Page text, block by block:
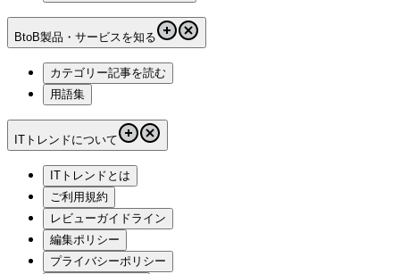
BtoB製品・サービスを知る
カテゴリー記事を読む
用語集
ITトレンドについて
ITトレンドとは
ご利用規約
レビューガイドライン
編集ポリシー
プライバシーポリシー